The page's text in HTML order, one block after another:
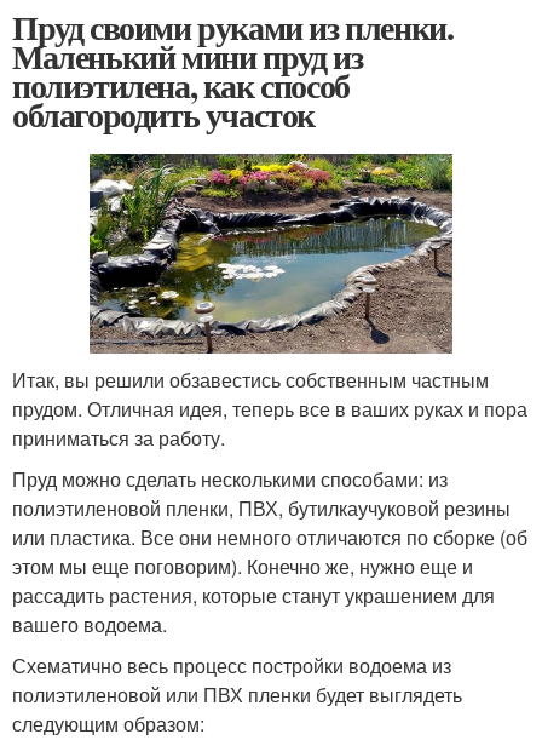
Пруд своими руками из пленки.
Маленький мини пруд из
полиэтилена, как способ
облагородить участок
Итак, вы решили обзавестись собственным частным
прудом. Отличная идея, теперь все в ваших руках и пора
приниматься за работу.
Пруд можно сделать несколькими способами: из
полиэтиленовой пленки, ПВХ, бутилкаучуковой резины
или пластика. Все они немного отличаются по сборке (об
этом мы еще поговорим). Конечно же, нужно еще и
рассадить растения, которые станут украшением для
вашего водоема.
Схематично весь процесс постройки водоема из
полиэтиленовой или ПВХ пленки будет выглядеть
следующим образом: